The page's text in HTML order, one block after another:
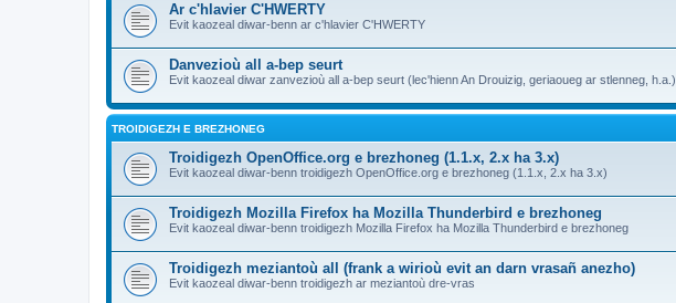
Ar c'hlavier C'HWERTY
Evit kaozeal diwar-benn ar c'hlavier C'HWERTY
Danvezioù all a-bep seurt
Evit kaozeal diwar zanvezioù all a-bep seurt (lec'hienn An Drouizig, geriaoueg ar stlenneg, h.a.)
TROIDIGEZH E BREZHONEG
Troidigezh OpenOffice.org e brezhoneg (1.1.x, 2.x ha 3.x)
Evit kaozeal diwar-benn troidigezh OpenOffice.org e brezhoneg (1.1.x, 2.x ha 3.x)
Troidigezh Mozilla Firefox ha Mozilla Thunderbird e brezhoneg
Evit kaozeal diwar-benn troidigezh Mozilla Firefox ha Mozilla Thunderbird e brezhoneg
Troidigezh meziantoù all (frank a wirioù evit an darn vrasañ anezho)
Evit kaozeal diwar-benn troidigezh ar meziantoù dre-vras